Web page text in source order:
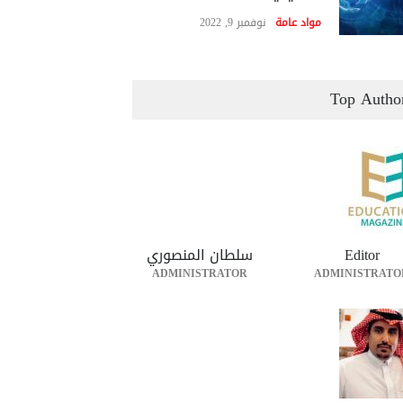
مواد عامة نوفمبر 9, 2022
Top
Editor سلطان المنصوري
ADMINISTRATOR